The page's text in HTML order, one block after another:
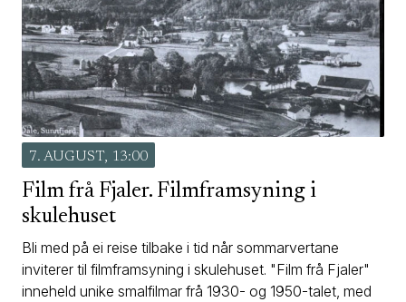
7. AUGUST, 13:00
Film frå Fjaler. Filmframsyning i
skulehuset
Bli med på ei reise tilbake i tid når sommarvertane
inviterer til filmframsyning i skulehuset. "Film frå Fjaler"
inneheld unike smalfilmar frå 1930- og 1950-talet, med